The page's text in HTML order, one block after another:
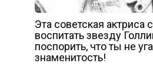
Эта советская актриса
воспитать звезду
поспорить, что ты не
знаменитость!